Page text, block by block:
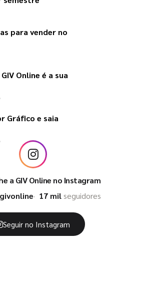
para vender no
Online é a sua
Gráfico e saia
a GIV Online no Instagram
17 milseguidores
Seguir no Instagram